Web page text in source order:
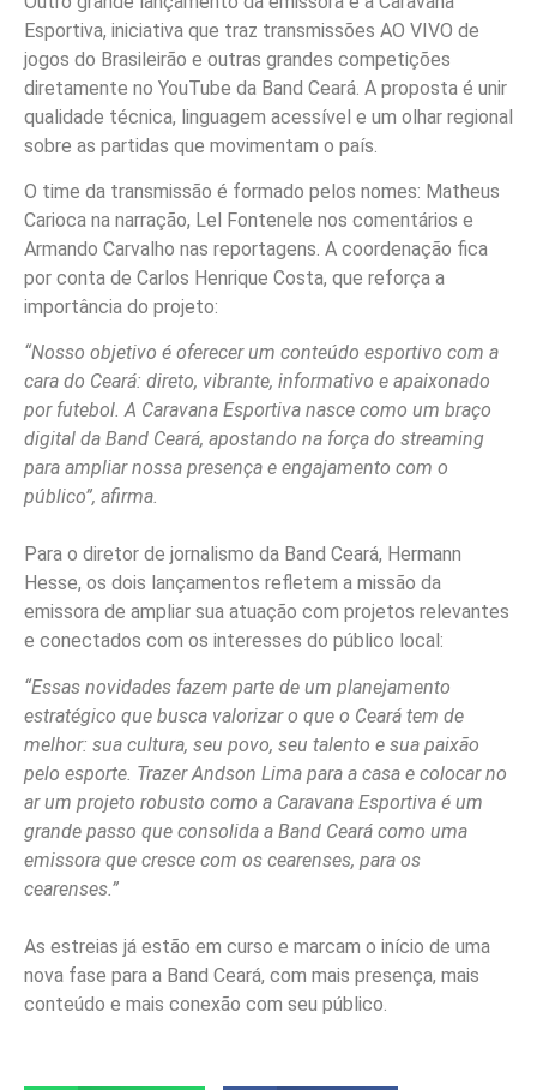
Esportiva, iniciativa que traz transmissões AO VIVO de
jogos do Brasileirão e outras grandes competições
diretamente no YouTube da Band Ceará. A proposta é unir
qualidade técnica, linguagem acessível e um olhar regional
sobre as partidas que movimentam o país.
O time da transmissão é formado pelos nomes: Matheus
Carioca na narração, Lel Fontenele nos comentários e
Armando Carvalho nas reportagens. A coordenação fica
por conta de Carlos Henrique Costa, que reforça a
importância do projeto:
“Nosso objetivo é oferecer um conteúdo esportivo com a
cara do Ceará: direto, vibrante, informativo e apaixonado
por futebol. A Caravana Esportiva nasce como um braço
digital da Band Ceará, apostando na força do streaming
para ampliar nossa presença e engajamento com o
público”, afirma.
Para o diretor de jornalismo da Band Ceará, Hermann
Hesse, os dois lançamentos refletem a missão da
emissora de ampliar sua atuação com projetos relevantes
e conectados com os interesses do público local:
“Essas novidades fazem parte de um planejamento
estratégico que busca valorizar o que o Ceará tem de
melhor: sua cultura, seu povo, seu talento e sua paixão
pelo esporte. Trazer Andson Lima para a casa e colocar no
ar um projeto robusto como a Caravana Esportiva é um
grande passo que consolida a Band Ceará como uma
emissora que cresce com os cearenses, para os
cearenses.”
As estreias já estão em curso e marcam o início de uma
nova fase para a Band Ceará, com mais presença, mais
conteúdo e mais conexão com seu público.